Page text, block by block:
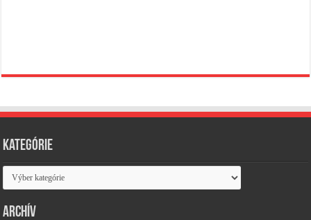
Kategórie
Kategórie
Archív